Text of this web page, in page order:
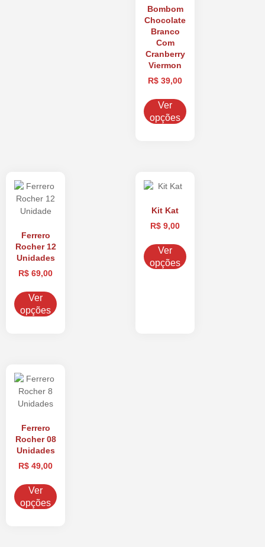
Bombom
Chocolate
Branco
Com
Cranberry
Viermon
R$ 39,00
Ver
opções
Ferrero
Rocher 12
Unidades
R$ 69,00
Ver
opções
Kit Kat
R$ 9,00
Ver
opções
Ferrero
Rocher 08
Unidades
R$ 49,00
Ver
opções